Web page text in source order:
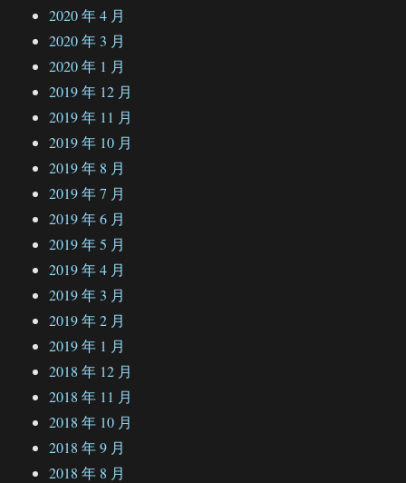
2020 年 4 月
2020 年 3 月
2020 年 1 月
2019 年 12 月
2019 年 11 月
2019 年 10 月
2019 年 8 月
2019 年 7 月
2019 年 6 月
2019 年 5 月
2019 年 4 月
2019 年 3 月
2019 年 2 月
2019 年 1 月
2018 年 12 月
2018 年 11 月
2018 年 10 月
2018 年 9 月
2018 年 8 月